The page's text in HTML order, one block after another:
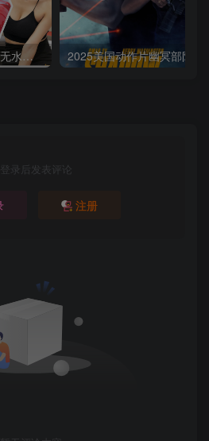
车模视频打包下载-高清无水印版
录后发表评论
注册